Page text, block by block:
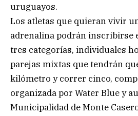
uruguayos.
Los atletas que quieran vivir
adrenalina podrán inscribirse
tres categorías, individuales
parejas mixtas que tendrán
kilómetro y correr cinco,
organizada por Water Blue y
Municipalidad de Monte